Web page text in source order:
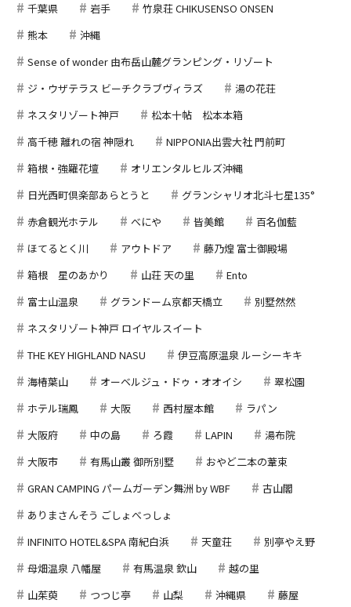
千葉県
岩手
竹泉荘 CHIKUSENSO ONSEN
熊本
沖縄
Sense of wonder 由布岳山麓グランピング・リゾート
ジ・ウザテラス ビーチクラブヴィラズ
湯の花荘
ネスタリゾート神戸
松本十帖 松本本箱
高千穂 離れの宿 神隠れ
NIPPONIA出雲大社 門前町
箱根・強羅花壇
オリエンタルヒルズ沖縄
日光西町倶楽部あらとうと
グランシャリオ北斗七星135°
赤倉観光ホテル
べにや 皆美館
百名伽藍
ほてるとく川
アウトドア
藤乃煌 富士御殿場
箱根 星のあかり
山荘 天の里
Ento
富士山温泉
グランドーム京都天橋立
別墅然然
ネスタリゾート神戸 ロイヤルスイート
THE KEY HIGHLAND NASU
伊豆高原温泉 ルーシーキキ
海椿葉山
オーベルジュ・ドゥ・オオイシ
翠松園
ホテル瑞鳳
大阪 西村屋本館
ラパン
大阪府
中の島 ろ霞 LAPIN
湯布院
大阪市
有馬山叢 御所別墅
おやど二本の葦束
GRAN CAMPING パームガーデン舞洲 by WBF
古山閣
ありまさんそう ごしょべっしょ
INFINITO HOTEL&SPA 南紀白浜
天童荘
別亭やえ野
母畑温泉 八幡屋
有馬温泉 欽山
越の里
山茱萸
つつじ亭 山梨 沖縄県
藤屋